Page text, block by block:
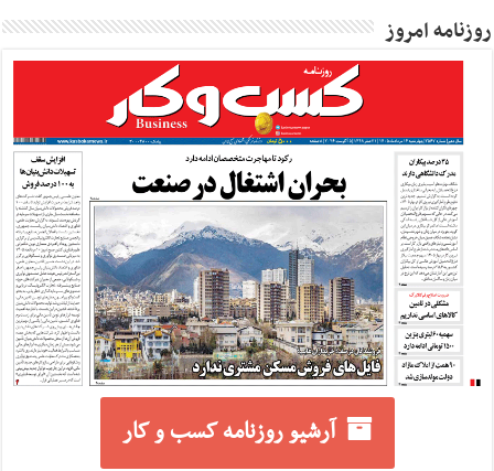
روزنامه امروز
آرشیو روزنامه کسب و کار